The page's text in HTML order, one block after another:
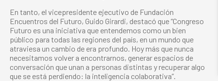
En tanto, el vicepresidente ejecutivo de Fundación
Encuentros del Futuro, Guido Girardi, destacó que “Congreso
Futuro es una iniciativa que entendemos como un bien
público para todas las regiones del país, en un mundo que
atraviesa un cambio de era profundo. Hoy más que nunca
necesitamos volver a encontrarnos, generar espacios de
conversación que unan a personas distintas y recuperar algo
que se está perdiendo: la inteligencia colaborativa”.